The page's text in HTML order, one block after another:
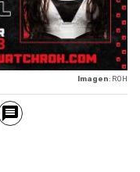
Imagen: ROH